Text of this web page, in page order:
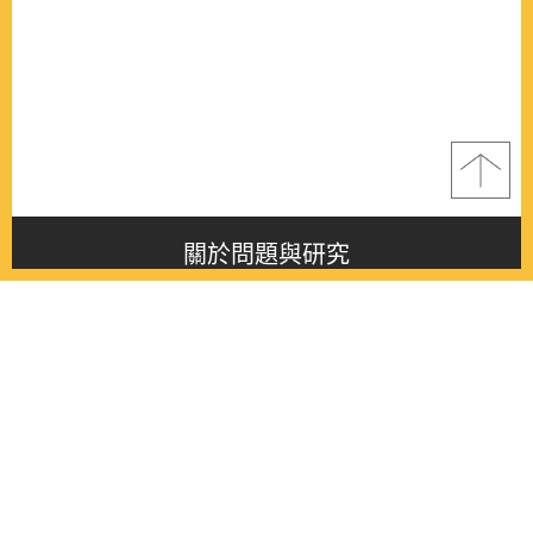
關於問題與研究
About this journal